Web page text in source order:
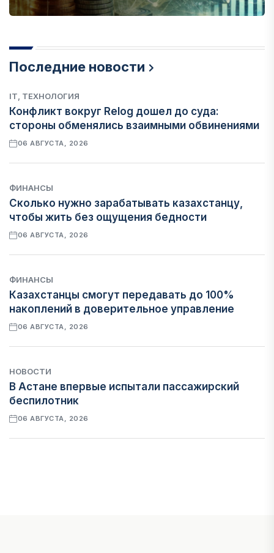
Последние новости
IT, ТЕХНОЛОГИЯ
Конфликт вокруг Relog дошел до суда:
стороны обменялись взаимными обвинениями
06 АВГУСТА, 2026
ФИНАНСЫ
Сколько нужно зарабатывать казахстанцу,
чтобы жить без ощущения бедности
06 АВГУСТА, 2026
ФИНАНСЫ
Казахстанцы смогут передавать до 100%
накоплений в доверительное управление
06 АВГУСТА, 2026
НОВОСТИ
В Астане впервые испытали пассажирский
беспилотник
06 АВГУСТА, 2026